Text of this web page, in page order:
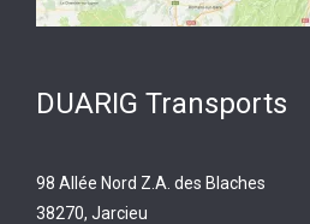
DUARIG Transports
98 Allée Nord Z.A. des Blaches
38270, Jarcieu